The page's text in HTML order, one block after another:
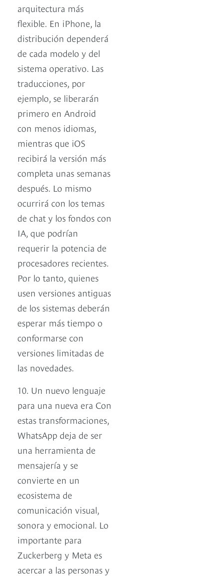
arquitectura más
flexible. En iPhone, la
distribución dependerá
de cada modelo y del
sistema operativo. Las
traducciones, por
ejemplo, se liberarán
primero en Android
con menos idiomas,
mientras que iOS
recibirá la versión más
completa unas semanas
después. Lo mismo
ocurrirá con los temas
de chat y los fondos con
IA, que podrían
requerir la potencia de
procesadores recientes.
Por lo tanto, quienes
usen versiones antiguas
de los sistemas deberán
esperar más tiempo o
conformarse con
versiones limitadas de
las novedades.
10. Un nuevo lenguaje
para una nueva era Con
estas transformaciones,
WhatsApp deja de ser
una herramienta de
mensajería y se
convierte en un
ecosistema de
comunicación visual,
sonora y emocional. Lo
importante para
Zuckerberg y Meta es
acercar a las personas y